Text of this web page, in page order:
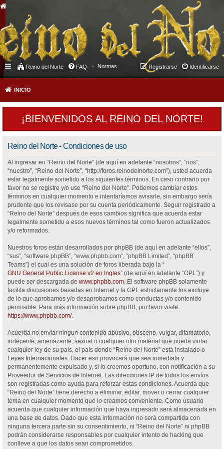
Reino del Norte FAQ Normas Identificarse
Registrarse
INICIO
¡BIENVENIDOS AL REINO DEL NORTE!
Reino del Norte - Condiciones de uso
Al ingresar en “Reino del Norte” (de aquí en adelante “nosotros”, “nos”,
“nuestro”, “Reino del Norte”, “http://foros.reinodelnorte.com”), usted acuerda
estar legalmente sometido a los siguientes términos. En caso contrario por
favor no se registre y/o use “Reino del Norte”. Podemos cambiar estos
términos en cualquier momento e intentaríamos avisarle, sin embargo sería
prudente que los revisase por su cuenta periódicamente. Seguir registrado a
“Reino del Norte” después de esos cambios significa que acuerda estar
legalmente sometido a esos nuevos términos tal como fueron actualizados
y/o reformados.
Nuestros foros están desarrollados por phpBB (de aquí en adelante “ellos”,
“sus”, “software phpBB”, “www.phpbb.com”, “phpBB Limited”, “phpBB
Teams”) el cual es una solución de foros liberada bajo la “
GNU General Public License v2 en Ingles” (de aquí en adelante “GPL”) y
puede ser descargada de www.phpbb.com. El software phpBB solamente
facilita discusiones basadas en Internet y la GPL estrictamente los excluye
de lo que aprobamos y/o desaprobamos como conductas y/o contenido
permisible. Para más información sobre phpBB, por favor visite:
https://www.phpbb.com/.
Acuerda no enviar ningun contenido abusivo, obsceno, vulgar, difamatorio,
indecente, amenazante, sexual o cualquier otro material que pueda violar
cualquier ley de su país, el país donde “Reino del Norte” está instalado o
Leyes Internacionales. Hacer eso provocará que sea inmediata y
permanentemente expulsado y, si lo creemos oportuno, con notificación a su
Proveedor de Servicios de Internet. Las direcciones IP de todos los envíos
son registradas como ayuda para reforzar estas condiciones. Acuerda que
“Reino del Norte” tiene derecho a eliminar, editar, mover o cerrar cualquier
tema en cualquier momento que lo creamos conveniente. Como usuario
acuerda que cualquier información que haya ingresado será almacenada en
una base de datos. Dado que esta información no será compartida con
ninguna tercera parte sin su consentimiento, ni “Reino del Norte” ni phpBB
podrán considerarse responsables por cualquier intento de hacking que
conlleve a que los datos sean comprometidos.